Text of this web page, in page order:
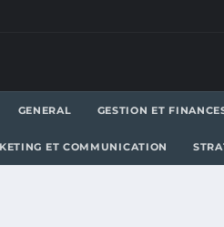
GENERAL GESTION ET
ET COMMUNICATION